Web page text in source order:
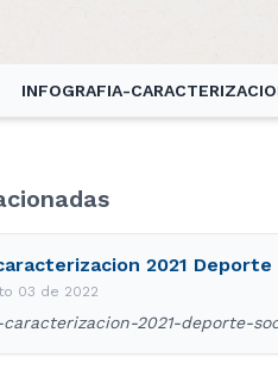
INFOGRAFIA-
2021
03 de 2022
2021-deporte-